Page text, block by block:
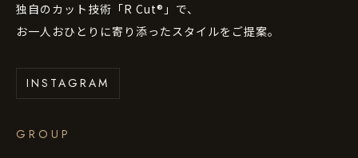
独自のカット技術「R Cut®」で、
お一人おひとりに寄り添ったスタイルをご提案。
INSTAGRAM
GROUP